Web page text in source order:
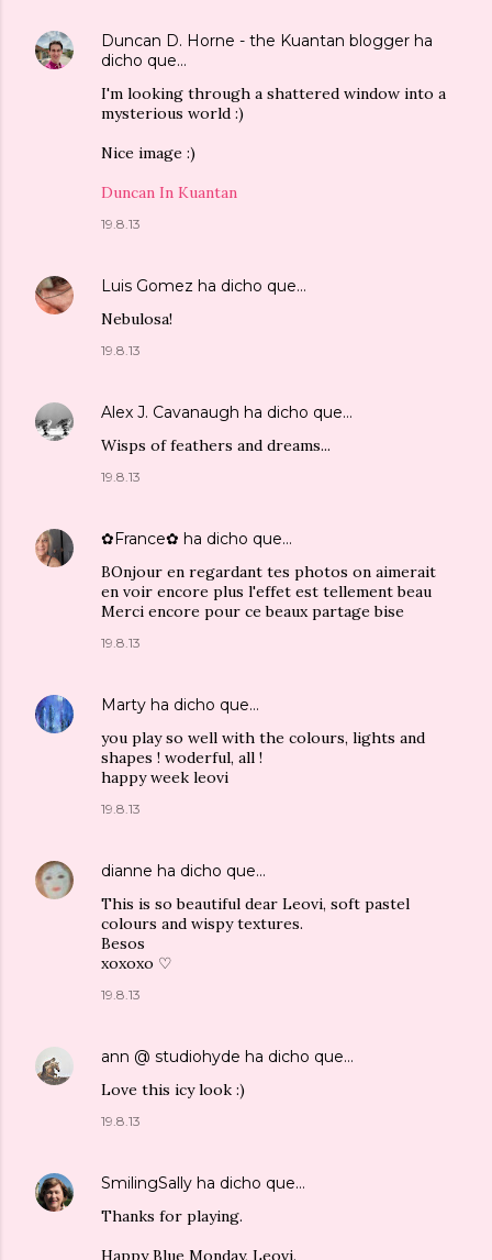
Duncan D. Horne - the Kuantan blogger ha
dicho que…
I'm looking through a shattered window into a
mysterious world :)
Nice image :)
Duncan In Kuantan
19.8.13
Luis Gomez ha dicho que…
Nebulosa!
19.8.13
Alex J. Cavanaugh ha dicho que…
Wisps of feathers and dreams...
19.8.13
✿France✿ ha dicho que…
BOnjour en regardant tes photos on aimerait
en voir encore plus l'effet est tellement beau
Merci encore pour ce beaux partage bise
19.8.13
Marty ha dicho que…
you play so well with the colours, lights and
shapes ! woderful, all !
happy week leovi
19.8.13
dianne ha dicho que…
This is so beautiful dear Leovi, soft pastel
colours and wispy textures.
Besos
xoxoxo ♡
19.8.13
ann @ studiohyde ha dicho que…
Love this icy look :)
19.8.13
SmilingSally ha dicho que…
Thanks for playing.
Happy Blue Monday, Leovi.